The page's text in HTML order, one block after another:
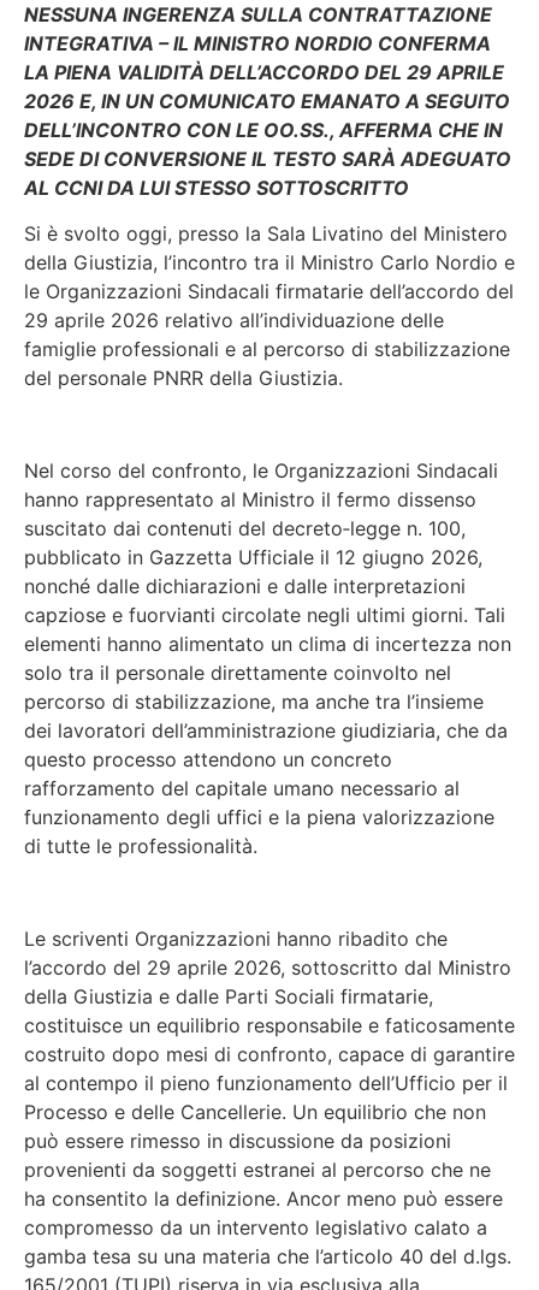
NESSUNA INGERENZA SULLA CONTRATTAZIONE
INTEGRATIVA – IL MINISTRO NORDIO CONFERMA
LA PIENA VALIDITÀ DELL’ACCORDO DEL 29 APRILE
2026 E, IN UN COMUNICATO EMANATO A SEGUITO
DELL’INCONTRO CON LE OO.SS., AFFERMA CHE IN
SEDE DI CONVERSIONE IL TESTO SARÀ ADEGUATO
AL CCNI DA LUI STESSO SOTTOSCRITTO
Si è svolto oggi, presso la Sala Livatino del Ministero
della Giustizia, l’incontro tra il Ministro Carlo Nordio e
le Organizzazioni Sindacali firmatarie dell’accordo del
29 aprile 2026 relativo all’individuazione delle
famiglie professionali e al percorso di stabilizzazione
del personale PNRR della Giustizia.
Nel corso del confronto, le Organizzazioni Sindacali
hanno rappresentato al Ministro il fermo dissenso
suscitato dai contenuti del decreto‑legge n. 100,
pubblicato in Gazzetta Ufficiale il 12 giugno 2026,
nonché dalle dichiarazioni e dalle interpretazioni
capziose e fuorvianti circolate negli ultimi giorni. Tali
elementi hanno alimentato un clima di incertezza non
solo tra il personale direttamente coinvolto nel
percorso di stabilizzazione, ma anche tra l’insieme
dei lavoratori dell’amministrazione giudiziaria, che da
questo processo attendono un concreto
rafforzamento del capitale umano necessario al
funzionamento degli uffici e la piena valorizzazione
di tutte le professionalità.
Le scriventi Organizzazioni hanno ribadito che
l’accordo del 29 aprile 2026, sottoscritto dal Ministro
della Giustizia e dalle Parti Sociali firmatarie,
costituisce un equilibrio responsabile e faticosamente
costruito dopo mesi di confronto, capace di garantire
al contempo il pieno funzionamento dell’Ufficio per il
Processo e delle Cancellerie. Un equilibrio che non
può essere rimesso in discussione da posizioni
provenienti da soggetti estranei al percorso che ne
ha consentito la definizione. Ancor meno può essere
compromesso da un intervento legislativo calato a
gamba tesa su una materia che l’articolo 40 del d.lgs.
165/2001 (TUPI) riserva in via esclusiva alla